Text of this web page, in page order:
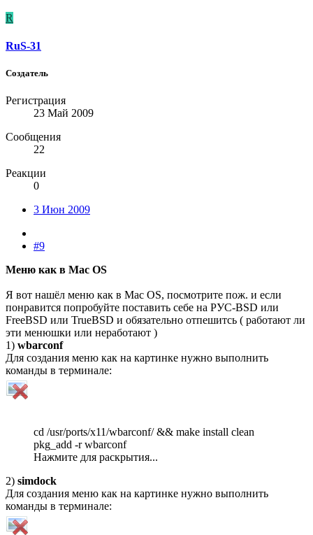
R
RuS-31
Создатель
Регистрация
23 Май 2009
Сообщения
22
Реакции
0
3 Июн 2009
#9
Меню как в Mac OS
Я вот нашёл меню как в Mac OS, посмотрите пож. и если
понравится попробуйте поставить себе на РУС-BSD или
FreeBSD или TrueBSD и обязательно отпешитсь ( работают ли
эти менюшки или неработают )
1) wbarconf
Для создания меню как на картинке нужно выполнить
команды в терминале:
cd /usr/ports/x11/wbarconf/ && make install clean
pkg_add -r wbarconf
Нажмите для раскрытия...
2) simdock
Для создания меню как на картинке нужно выполнить
команды в терминале: